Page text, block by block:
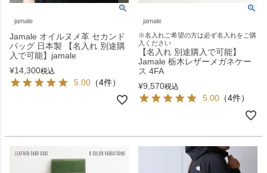
jamale
Jamale オイルヌメ革 セカンド
バッグ 日本製 【名入れ 別途購
入で可能】jamale
¥14,300税込
5.00 （4件）
jamale
※名入れご希望の方は必ず名入れをご購
入ください
【名入れ 別途購入で可能】
Jamale 栃木レザーメガネケー
ス 4FA
¥9,570税込
5.00 （4件）